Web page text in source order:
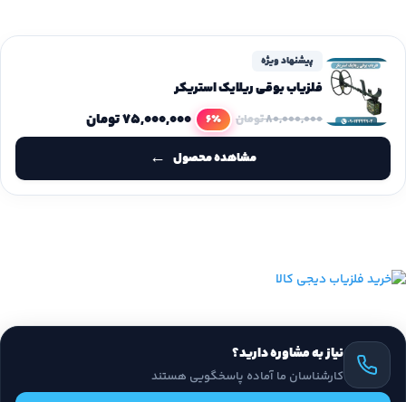
پیشنهاد ویژه
فلزیاب بوقی ریلایک استریکر
۸۰,۰۰۰,۰۰۰تومان 6٪ ۷۵,۰۰۰,۰۰۰تومان
مشاهده محصول
نیاز به مشاوره دارید؟
کارشناسان ما آماده پاسخگویی هستند